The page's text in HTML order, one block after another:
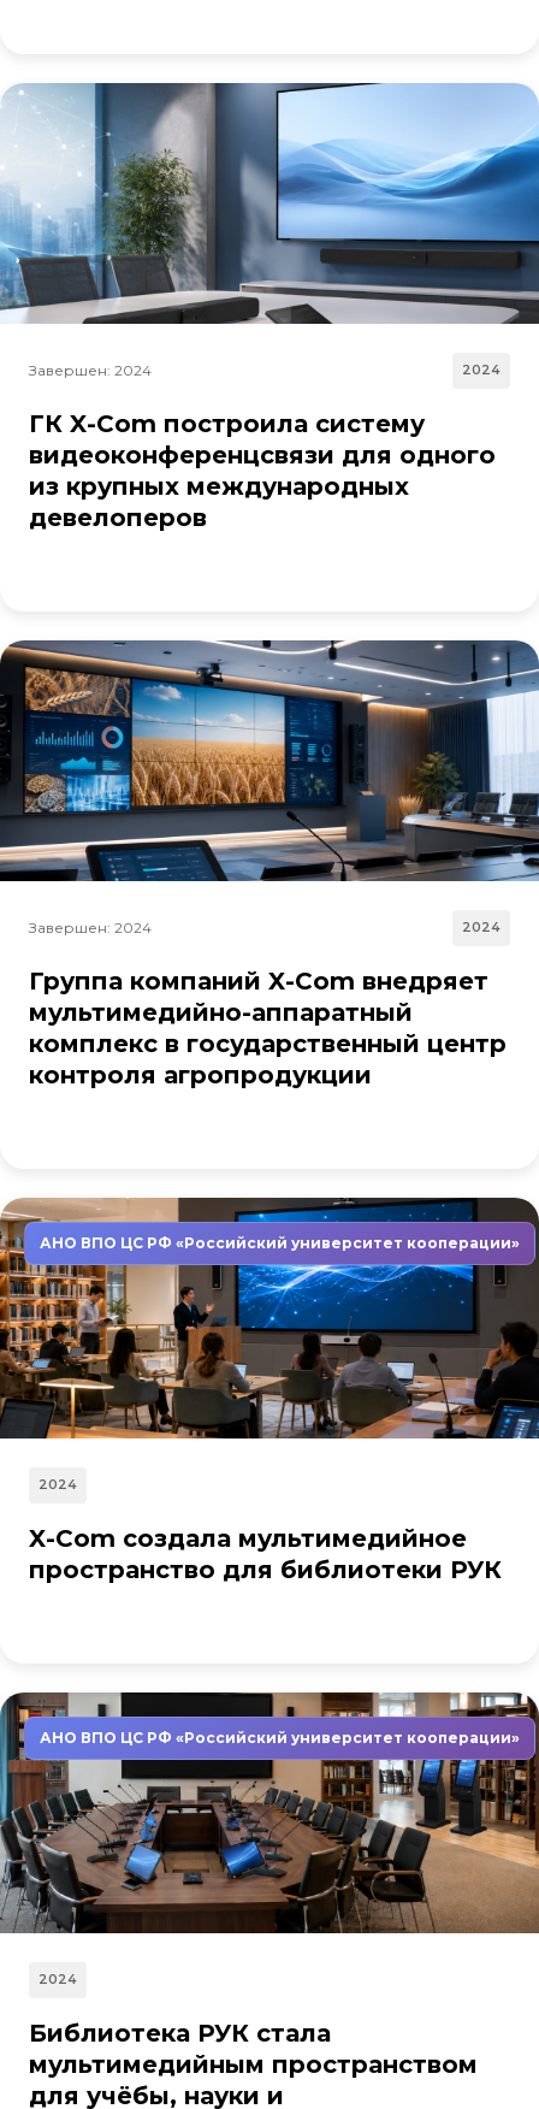
Завершен: 2024 2024
ГК X-Com построила систему
видеоконференцсвязи для одного
из крупных международных
девелоперов
Завершен: 2024 2024
Группа компаний X-Com внедряет
мультимедийно-аппаратный
комплекс в государственный центр
контроля агропродукции
АНО ВПО ЦС РФ «Российский университет кооперации»
2024
X-Com создала мультимедийное
пространство для библиотеки РУК
АНО ВПО ЦС РФ «Российский университет кооперации»
2024
Библиотека РУК стала
мультимедийным пространством
для учёбы, науки и